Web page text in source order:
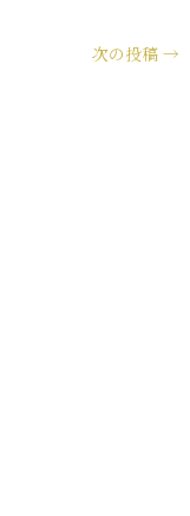
次の投稿 →